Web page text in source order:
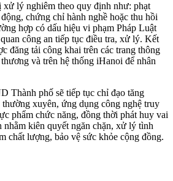
xử lý nghiêm theo quy định như: phạt
chứng chỉ hành nghề hoặc thu hồi
hợp có dấu hiệu vi phạm Pháp Luật
công an tiếp tục điều tra, xử lý. Kết
đăng tải công khai trên các trang thông
và trên hệ thống iHanoi để nhân
Thành phố sẽ tiếp tục chỉ đạo tăng
xuyên, ứng dụng công nghệ truy
phẩm chức năng, đồng thời phát huy vai
nhằm kiên quyết ngăn chặn, xử lý tình
chất lượng, bảo vệ sức khỏe cộng đồng.